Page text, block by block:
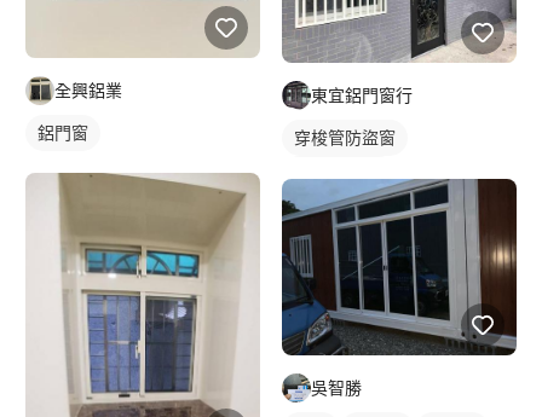
全興鋁業
鋁門窗
東宜鋁門窗行
穿梭管防盜窗
吳智勝